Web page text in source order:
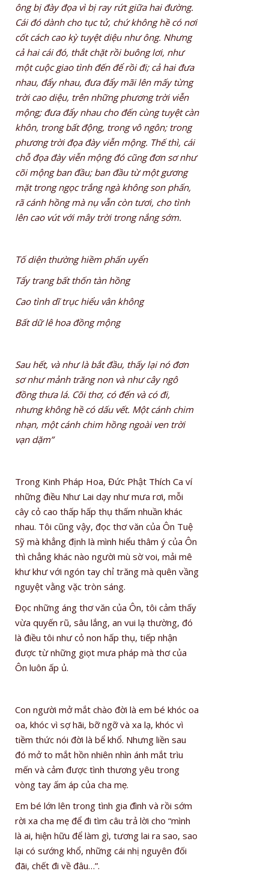
ông bị đày đọa vì bị ray rứt giữa hai đường.
Cái đó dành cho tục tử, chứ không hề có nơi
cốt cách cao kỳ tuyệt diệu như ông. Nhưng
cả hai cái đó, thắt chặt rồi buông lơi, như
một cuộc giao tình đến để rồi đi; cả hai đưa
nhau, đẩy nhau, đưa đẩy mãi lên mấy từng
trời cao diệu, trên những phương trời viễn
mộng; đưa đẩy nhau cho đến cùng tuyệt càn
khôn, trong bất động, trong vô ngôn; trong
phương trời đọa đày viễn mộng. Thế thì, cái
chỗ đọa đày viễn mộng đó cũng đơn sơ như
cõi mộng ban đầu; ban đầu từ một gương
mặt trong ngọc trắng ngà không son phấn,
rã cánh hồng mà nụ vẫn còn tươi, cho tình
lên cao vút với mây trời trong nắng sớm.
Tố diện thường hiềm phấn uyển
Tẩy trang bất thốn tàn hồng
Cao tình dĩ trục hiểu vân không
Bất dữ lê hoa đồng mộng
Sau hết, và như là bắt đầu, thấy lại nó đơn
sơ như mảnh trăng non và như cây ngô
đồng thưa lá. Cõi thơ, có đến và có đi,
nhưng không hề có dấu vết. Một cánh chim
nhạn, một cánh chim hồng ngoài ven trời
vạn dặm”
Trong Kinh Pháp Hoa, Đức Phật Thích Ca ví
những điều Như Lai dạy như mưa rơi, mỗi
cây cỏ cao thấp hấp thụ thấm nhuần khác
nhau. Tôi cũng vậy, đọc thơ văn của Ôn Tuệ
Sỹ mà khẳng định là mình hiểu thâm ý của Ôn
thì chẳng khác nào người mù sờ voi, mải mê
khư khư với ngón tay chỉ trăng mà quên vầng
nguyệt vằng vặc tròn sáng.
Đọc những áng thơ văn của Ôn, tôi cảm thấy
vừa quyến rũ, sâu lắng, an vui lạ thường, đó
là điều tôi như cỏ non hấp thụ, tiếp nhận
được từ những giọt mưa pháp mà thơ của
Ôn luôn ấp ủ.
Con người mở mắt chào đời là em bé khóc oa
oa, khóc vì sợ hãi, bỡ ngỡ và xa lạ, khóc vì
tiềm thức nói đời là bể khổ. Nhưng liền sau
đó mở to mắt hồn nhiên nhìn ánh mắt trìu
mến và cảm được tình thương yêu trong
vòng tay ấm áp của cha mẹ.
Em bé lớn lên trong tình gia đình và rồi sớm
rời xa cha mẹ để đi tìm câu trả lời cho “mình
là ai, hiện hữu để làm gì, tương lai ra sao, sao
lại có sướng khổ, những cái nhị nguyên đối
đãi, chết đi về đâu…”.